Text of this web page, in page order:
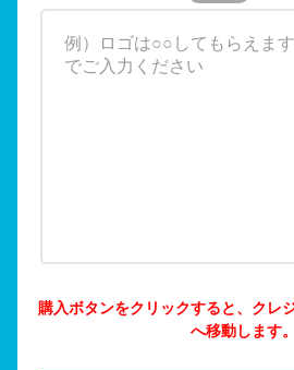
購入ボタンをクリックすると、クレ
へ移動します。